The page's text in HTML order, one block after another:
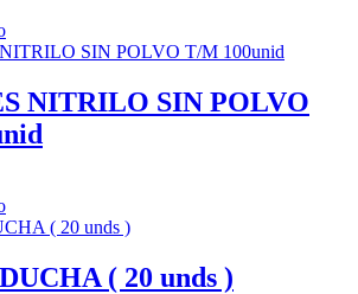
NITRILO SIN POLVO
( 20 unds )